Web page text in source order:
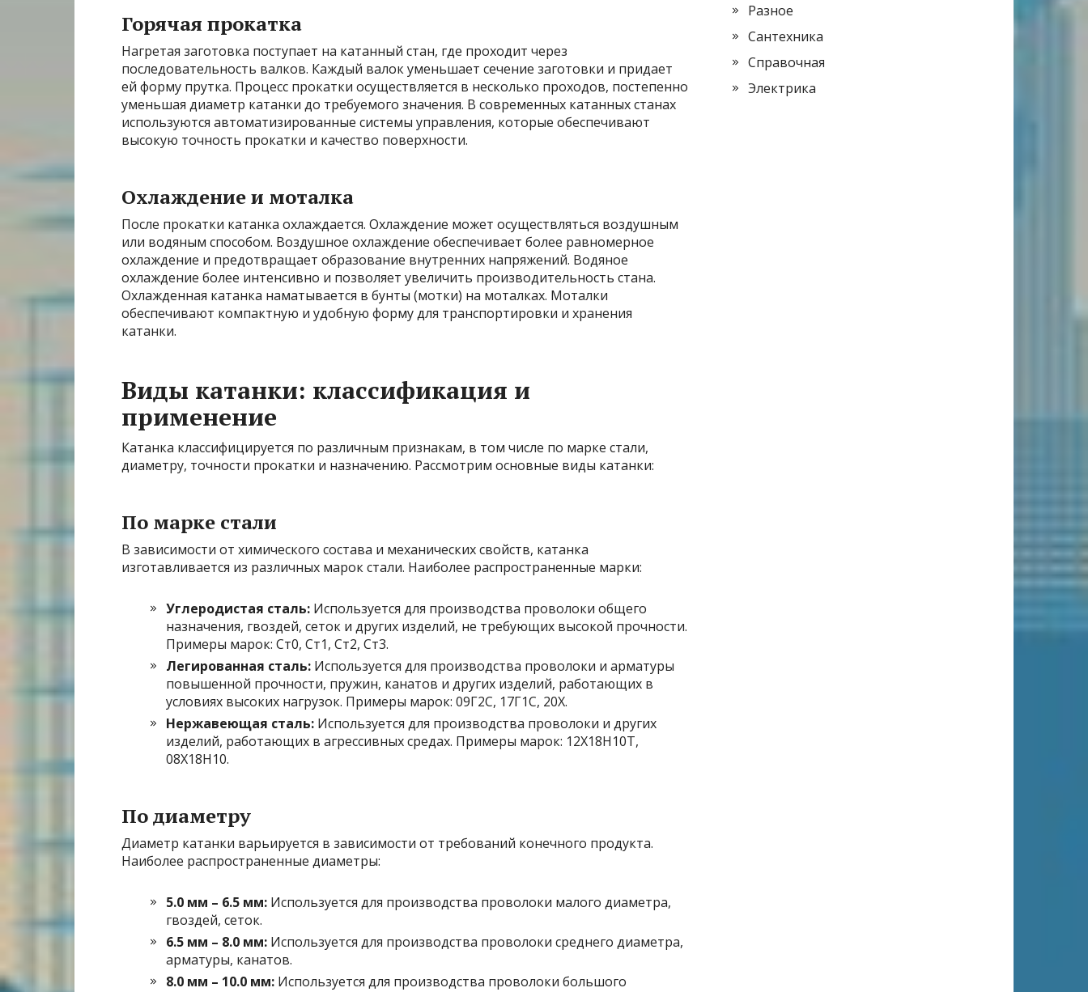
Горячая прокатка
Нагретая заготовка поступает на катанный стан, где проходит через
последовательность валков. Каждый валок уменьшает сечение заготовки и придает
ей форму прутка. Процесс прокатки осуществляется в несколько проходов, постепенно
уменьшая диаметр катанки до требуемого значения. В современных катанных станах
используются автоматизированные системы управления, которые обеспечивают
высокую точность прокатки и качество поверхности.
Охлаждение и моталка
После прокатки катанка охлаждается. Охлаждение может осуществляться воздушным
или водяным способом. Воздушное охлаждение обеспечивает более равномерное
охлаждение и предотвращает образование внутренних напряжений. Водяное
охлаждение более интенсивно и позволяет увеличить производительность стана.
Охлажденная катанка наматывается в бунты (мотки) на моталках. Моталки
обеспечивают компактную и удобную форму для транспортировки и хранения
катанки.
Виды катанки: классификация и
применение
Катанка классифицируется по различным признакам, в том числе по марке стали,
диаметру, точности прокатки и назначению. Рассмотрим основные виды катанки:
По марке стали
В зависимости от химического состава и механических свойств, катанка
изготавливается из различных марок стали. Наиболее распространенные марки:
Углеродистая сталь: Используется для производства проволоки общего
назначения, гвоздей, сеток и других изделий, не требующих высокой прочности.
Примеры марок: Ст0, Ст1, Ст2, Ст3.
Легированная сталь: Используется для производства проволоки и арматуры
повышенной прочности, пружин, канатов и других изделий, работающих в
условиях высоких нагрузок. Примеры марок: 09Г2С, 17Г1С, 20Х.
Нержавеющая сталь: Используется для производства проволоки и других
изделий, работающих в агрессивных средах. Примеры марок: 12Х18Н10Т,
08Х18Н10.
По диаметру
Диаметр катанки варьируется в зависимости от требований конечного продукта.
Наиболее распространенные диаметры:
5.0 мм – 6.5 мм: Используется для производства проволоки малого диаметра,
гвоздей, сеток.
6.5 мм – 8.0 мм: Используется для производства проволоки среднего диаметра,
арматуры, канатов.
8.0 мм – 10.0 мм: Используется для производства проволоки большого
Разное
Сантехника
Справочная
Электрика